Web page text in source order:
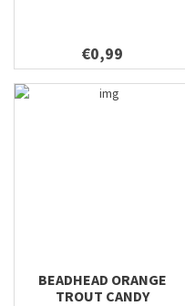
€0,99
BEADHEAD ORANGE
TROUT CANDY